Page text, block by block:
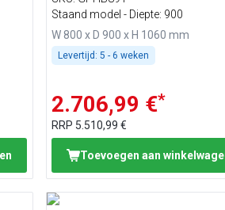
Staand model - Diepte: 900
W 800 x D 900 x H 1060 mm
Levertijd: 5 - 6 weken
2.706,99 €*
RRP 5.510,99 €
Toevoegen aan